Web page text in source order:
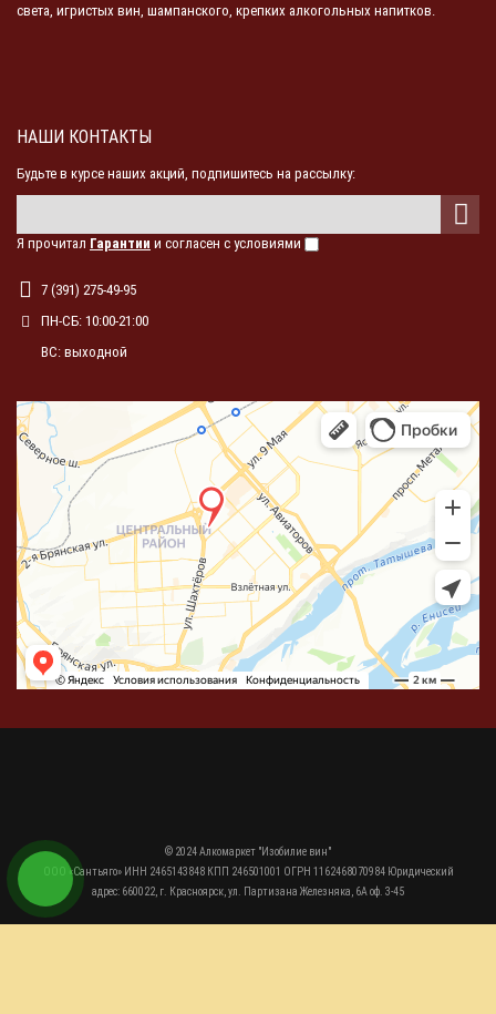
света, игристых вин, шампанского, крепких алкогольных напитков.
НАШИ КОНТАКТЫ
Будьте в курсе наших акций, подпишитесь на рассылку:
Я прочитал Гарантии и согласен с условиями
7 (391) 275-49-95
ПН-СБ: 10:00-21:00
ВС: выходной
© 2024 Алкомаркет "Изобилие вин"
ООО «Сантьяго» ИНН 2465143848 КПП 246501001 ОГРН 1162468070984 Юридический
адрес: 660022, г. Красноярск, ул. Партизана Железняка, 6А оф. 3-45